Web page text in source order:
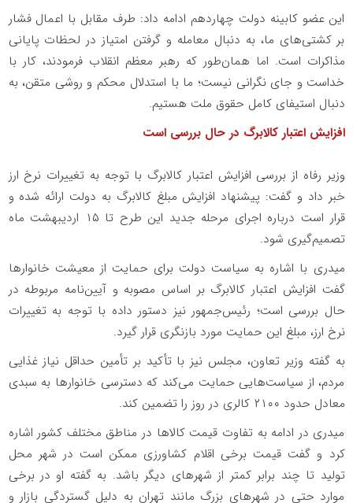
این عضو کابینه دولت چهاردهم ادامه داد: طرف مقابل با اعمال فشار
بر کشتی‌های ما، به دنبال معامله و گرفتن امتیاز در لحظات پایانی
مذاکرات است. اما همان‌طور که رهبر معظم انقلاب فرمودند، کار با
خداست و جای نگرانی نیست؛ ما با استدلال محکم و روشی متقن، به
دنبال استیفای کامل حقوق ملت هستیم.
افزایش اعتبار کالابرگ در حال بررسی است
وزیر رفاه از بررسی افزایش اعتبار کالابرگ با توجه به تغییرات نرخ ارز
خبر داد و گفت: پیشنهاد افزایش مبلغ کالابرگ به دولت ارائه شده و
قرار است درباره اجرای مرحله جدید این طرح تا ۱۵ اردیبهشت ماه
تصمیم‌گیری شود.
میدری با اشاره به سیاست دولت برای حمایت از معیشت خانوارها
گفت افزایش اعتبار کالابرگ بر اساس مصوبه و آیین‌نامه مربوطه در
حال بررسی است؛ رئیس‌جمهور نیز دستور داده با توجه به تغییرات
نرخ ارز، مبلغ این حمایت مورد بازنگری قرار گیرد.
به گفته وزیر تعاون، مجلس نیز با تأکید بر تأمین حداقل نیاز غذایی
مردم، از سیاست‌هایی حمایت می‌کند که دسترسی خانوارها به سبدی
معادل حدود ۲۱۰۰ کالری در روز را تضمین کند.
میدری در ادامه به تفاوت قیمت کالاها در مناطق مختلف کشور اشاره
کرد و گفت قیمت برخی اقلام کشاورزی ممکن است در شهر محل
تولید تا چند برابر کمتر از شهرهای دیگر باشد. به گفته او در برخی
موارد حتی در شهرهای بزرگ مانند تهران به دلیل گستردگی بازار و